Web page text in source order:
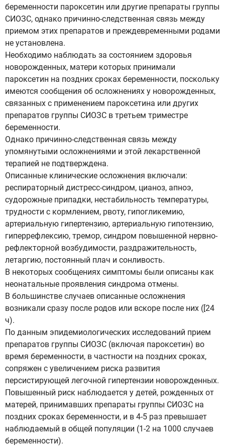
беременности пароксетин или другие препараты группы
СИОЗС, однако причинно-следственная связь между
приемом этих препаратов и преждевременными родами
не установлена.
Необходимо наблюдать за состоянием здоровья
новорожденных, матери которых принимали
пароксетин на поздних сроках беременности, поскольку
имеются сообщения об осложнениях у новорожденных,
связанных с применением пароксетина или других
препаратов группы СИОЗС в третьем триместре
беременности.
Однако причинно-следственная связь между
упомянутыми осложнениями и этой лекарственной
терапией не подтверждена.
Описанные клинические осложнения включали:
респираторный дистресс-синдром, цианоз, апноэ,
судорожные припадки, нестабильность температуры,
трудности с кормлением, рвоту, гипогликемию,
артериальную гипертензию, артериальную гипотензию,
гиперрефлексию, тремор, синдром повышенной нервно-
рефлекторной возбудимости, раздражительность,
летаргию, постоянный плач и сонливость.
В некоторых сообщениях симптомы были описаны как
неонатальные проявления синдрома отмены.
В большинстве случаев описанные осложнения
возникали сразу после родов или вскоре после них ([24
ч).
По данным эпидемиологических исследований прием
препаратов группы СИОЗС (включая пароксетин) во
время беременности, в частности на поздних сроках,
сопряжен с увеличением риска развития
персистирующей легочной гипертензии новорожденных.
Повышенный риск наблюдается у детей, рожденных от
матерей, принимавших препараты группы СИОЗС на
поздних сроках беременности, и в 4-5 раз превышает
наблюдаемый в общей популяции (1-2 на 1000 случаев
беременности).